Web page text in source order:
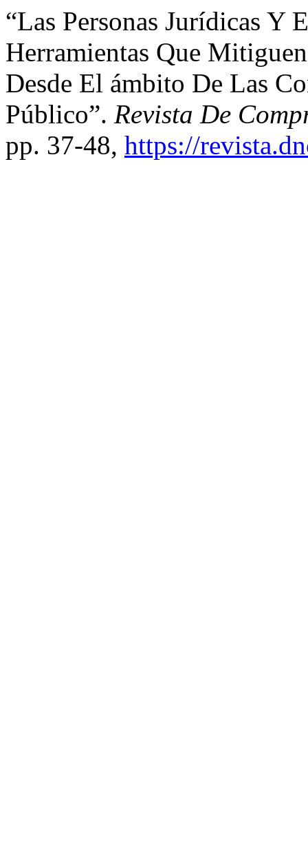
“Las Personas Jurídicas Y
Herramientas Que
Desde El ámbito De Las
Público”. Revista De
pp. 37-48, https://